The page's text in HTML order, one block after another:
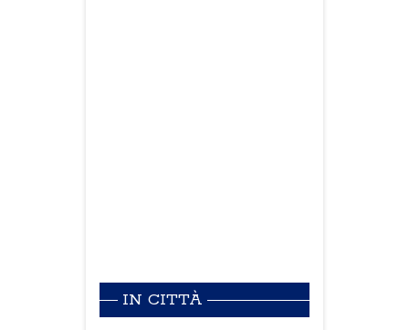
IN CITTÀ